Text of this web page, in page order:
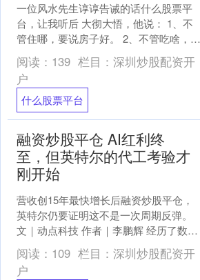
一位风水先生谆谆告诫的话什么股票平
台，让我听后 大彻大悟，他说： 1、不
管住哪，要说房子好。 2、不管吃啥，要
说饭菜香。 3、不管干啥，要说咱能行。
4、不管遇....
阅读： 139 栏目： 深圳炒股配资开
户
什么股票平台
融资炒股平仓 AI红利终
至，但英特尔的代工考验才
刚开始
营收创15年最快增长后融资炒股平仓，
英特尔仍要证明这不是一次周期反弹。
文｜动点科技 作者｜李鹏辉 经历了数年
的产品失误、制造延期和市场份额流失
后，英特尔终于交....
阅读： 109 栏目： 深圳炒股配资开
户